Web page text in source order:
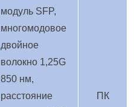
модуль SFP,
многомодовое
двойное
волокно 1,25G
850 нм,
расстояние
ПК